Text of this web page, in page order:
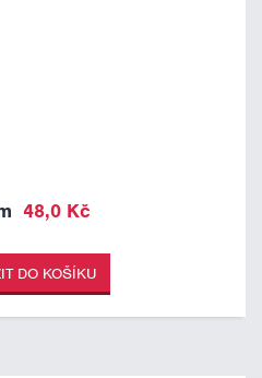
48,0 Kč